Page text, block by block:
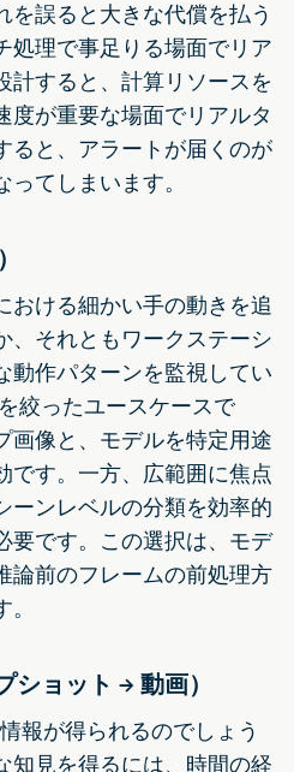
を誤ると大きな代償を払う
処理で事足りる場面でリア
計すると、計算リソースを
度が重要な場面でリアルタ
ると、アラートが届くのが
てしまいます。
おける細かい手の動きを追
、それともワークステーシ
動作パターンを監視してい
絞ったユースケースで
画像と、モデルを特定用途
です。一方、広範囲に焦点
ーンレベルの分類を効率的
要です。この選択は、モデ
論前のフレームの前処理方
ショット → 動画）
報が得られるのでしょう
知見を得るには、時間の経